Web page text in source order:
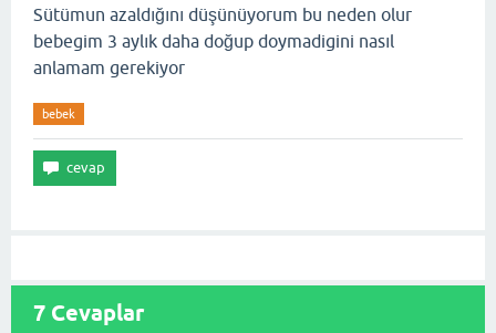
Sütümun azaldığını düşünüyorum bu neden olur
bebegim 3 aylık daha doğup doymadigini nasıl
anlamam gerekiyor
bebek
7 Cevaplar